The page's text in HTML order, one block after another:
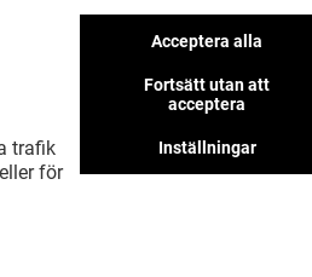
Vi har fler butiker som vi tror
trafik
för
Acceptera alla
Fortsätt utan att
acceptera
Inställningar